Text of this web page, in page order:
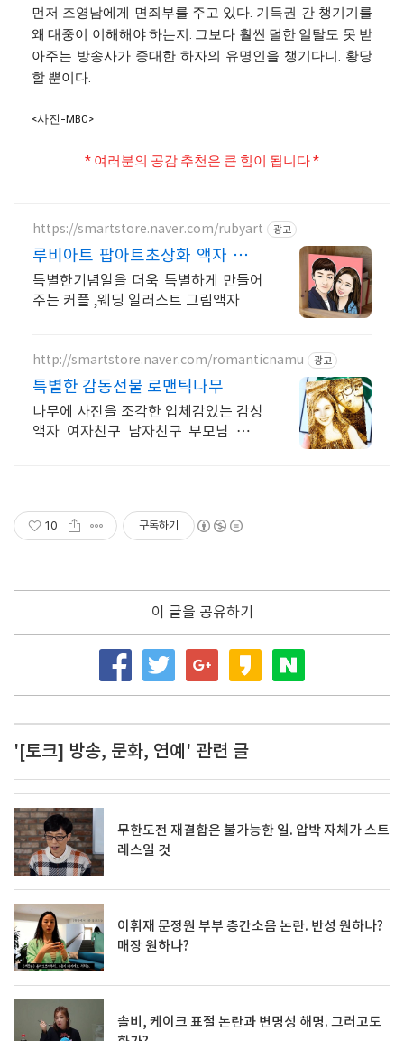
먼저 조영남에게 면죄부를 주고 있다. 기득권 간 챙기기를
왜 대중이 이해해야 하는지. 그보다 훨씬 덜한 일탈도 못 받
아주는 방송사가 중대한 하자의 유명인을 챙기다니. 황당
할 뿐이다.
<사진=MBC>
* 여러분의 공감 추천은 큰 힘이 됩니다 *
https://smartstore.naver.com/rubyart 광고
루비아트 팝아트초상화 액자 너무
예쁜 커플 일러스트
특별한기념일을 더욱 특별하게 만들어
주는 커플 ,웨딩 일러스트 그림액자
http://smartstore.naver.com/romanticnamu 광고
특별한 감동선물 로맨틱나무
나무에 사진을 조각한 입체감있는 감성
액자 여자친구 남자친구 부모님 감동
10 구독하기
이 글을 공유하기
'[토크] 방송, 문화, 연예' 관련 글
무한도전 재결합은 불가능한 일. 압박 자체가 스트
레스일 것
이휘재 문정원 부부 층간소음 논란. 반성 원하나?
매장 원하나?
솔비, 케이크 표절 논란과 변명성 해명. 그러고도